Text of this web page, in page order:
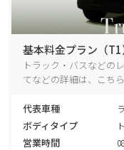
基本料金プラン（T1
トラック・バスなどの
てなどの詳細は、こち
代表車種
ボディタイプ
営業時間